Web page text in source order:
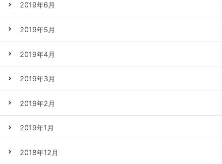
2019年6月
2019年5月
2019年4月
2019年3月
2019年2月
2019年1月
2018年12月